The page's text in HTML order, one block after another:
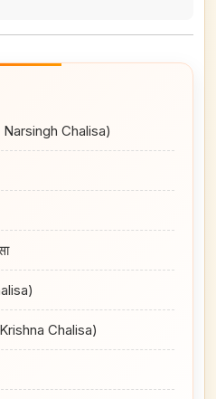
Narsingh Chalisa)
Krishna Chalisa)